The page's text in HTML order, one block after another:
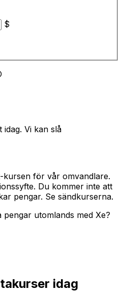
$
idag. Vi kan slå
kursen för vår omvandlare.
Du kommer inte att
pengar. Se sändkurserna.
utomlands med Xe?
idag